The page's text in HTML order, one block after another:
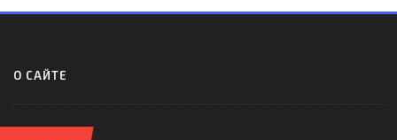
О САЙТЕ